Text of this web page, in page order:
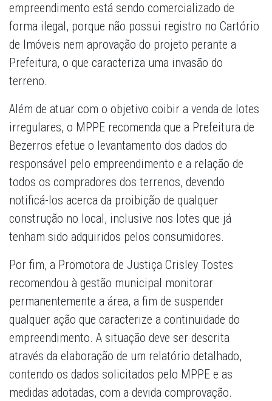
empreendimento está sendo comercializado de
forma ilegal, porque não possui registro no Cartório
de Imóveis nem aprovação do projeto perante a
Prefeitura, o que caracteriza uma invasão do
terreno.
Além de atuar com o objetivo coibir a venda de lotes
irregulares, o MPPE recomenda que a Prefeitura de
Bezerros efetue o levantamento dos dados do
responsável pelo empreendimento e a relação de
todos os compradores dos terrenos, devendo
notificá-los acerca da proibição de qualquer
construção no local, inclusive nos lotes que já
tenham sido adquiridos pelos consumidores.
Por fim, a Promotora de Justiça Crisley Tostes
recomendou à gestão municipal monitorar
permanentemente a área, a fim de suspender
qualquer ação que caracterize a continuidade do
empreendimento. A situação deve ser descrita
através da elaboração de um relatório detalhado,
contendo os dados solicitados pelo MPPE e as
medidas adotadas, com a devida comprovação.